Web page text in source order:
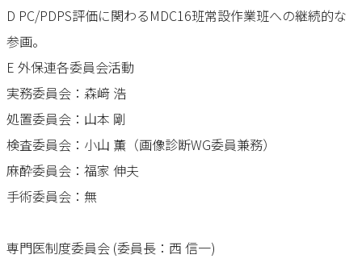
D PC/PDPS評価に関わるMDC16班常設作業班への継続的な
参画。
E 外保連各委員会活動
実務委員会：森﨑 浩
処置委員会：山本 剛
検査委員会：小山 薫（画像診断WG委員兼務）
麻酔委員会：福家 伸夫
手術委員会：無
専門医制度委員会 (委員長：西 信一)